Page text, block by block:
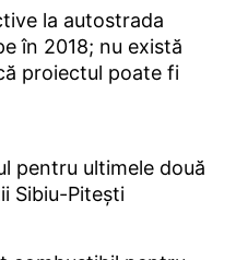
la autostrada
în 2018; nu există
proiectul poate fi
pentru ultimele două
Sibiu-Pitești